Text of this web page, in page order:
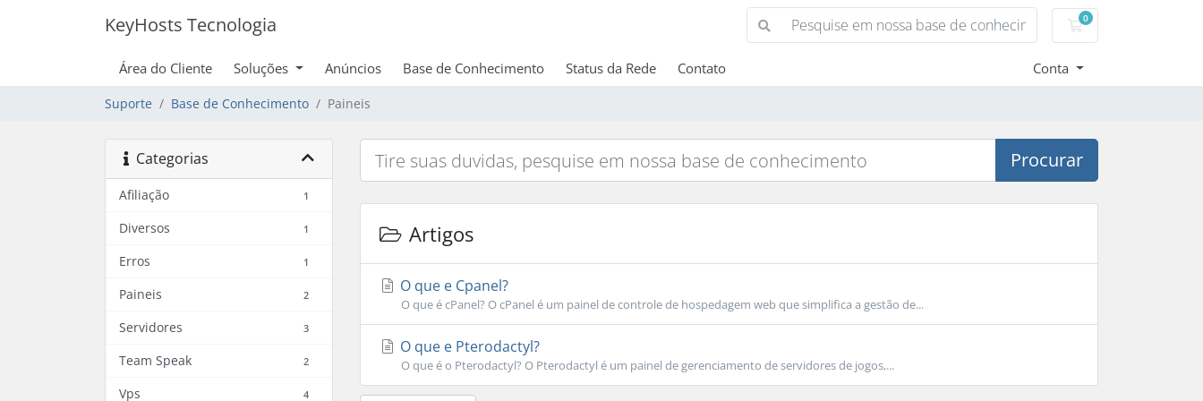
KeyHosts Tecnologia 0
Carrinho de
Área do Cliente Soluções Anúncios Base de Conhecimento Status da Rede Contato Conta
Suporte Base de Conhecimento Paineis
Categorias
Afiliação 1
Diversos 1
Erros 1
Paineis 2
Servidores 3
Team Speak 2
Vps 4
Procurar
Artigos
O que e Cpanel?
O que é cPanel? O cPanel é um painel de controle de hospedagem web que simplifica a gestão de...
O que e Pterodactyl?
O que é o Pterodactyl? O Pterodactyl é um painel de gerenciamento de servidores de jogos,...